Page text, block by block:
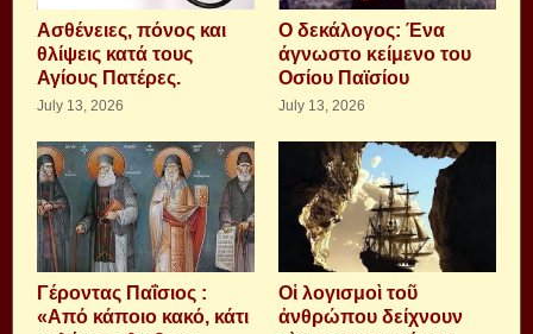
Aσθένειες, πόνος και
θλίψεις κατά τους
Αγίους Πατέρες.
July 13, 2026
Ο δεκάλογος: Ένα
άγνωστο κείμενο του
Οσίου Παϊσίου
July 13, 2026
Γέροντας Παΐσιος :
«Από κάποιο κακό, κάτι
Οἱ λογισμοὶ τοῦ
ἀνθρώπου δείχνουν